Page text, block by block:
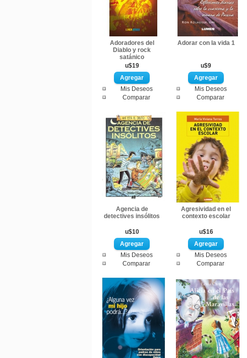
Adoradores del
Diablo y rock
satánico
u$19
Mis Deseos
Comparar
Adorar con la vida 1
u$9
Mis Deseos
Comparar
Agencia de
detectives insólitos
u$10
Mis Deseos
Comparar
Agresividad en el
contexto escolar
u$16
Mis Deseos
Comparar